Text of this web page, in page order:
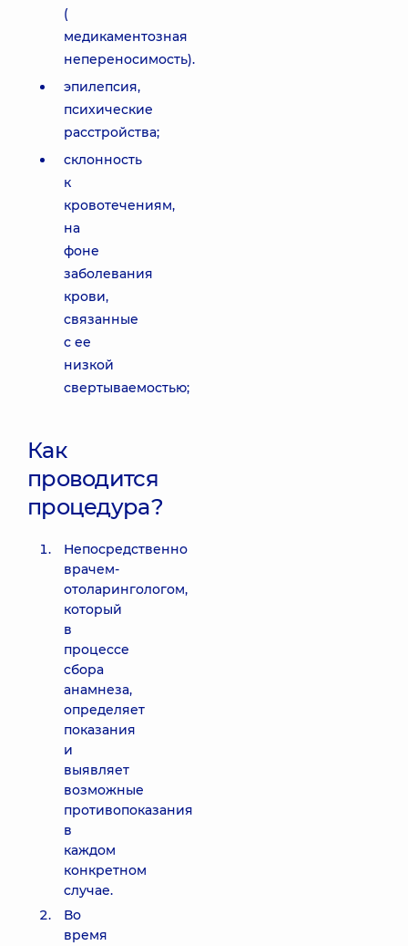
(
медикаментозная
непереносимость).
эпилепсия,
психические
расстройства;
склонность
к
кровотечениям,
на
фоне
заболевания
крови,
связанные
с ее
низкой
свертываемостью;
Как
проводится
процедура?
Непосредственно
врачем-
отоларингологом,
который
в
процессе
сбора
анамнеза,
определяет
показания
и
выявляет
возможные
противопоказания
в
каждом
конкретном
случае.
Во
время